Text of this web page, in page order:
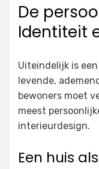
De
Identiteit
Uiteindelijk is
levende,
bewoners moet
meest
interieurdesign.
Een huis